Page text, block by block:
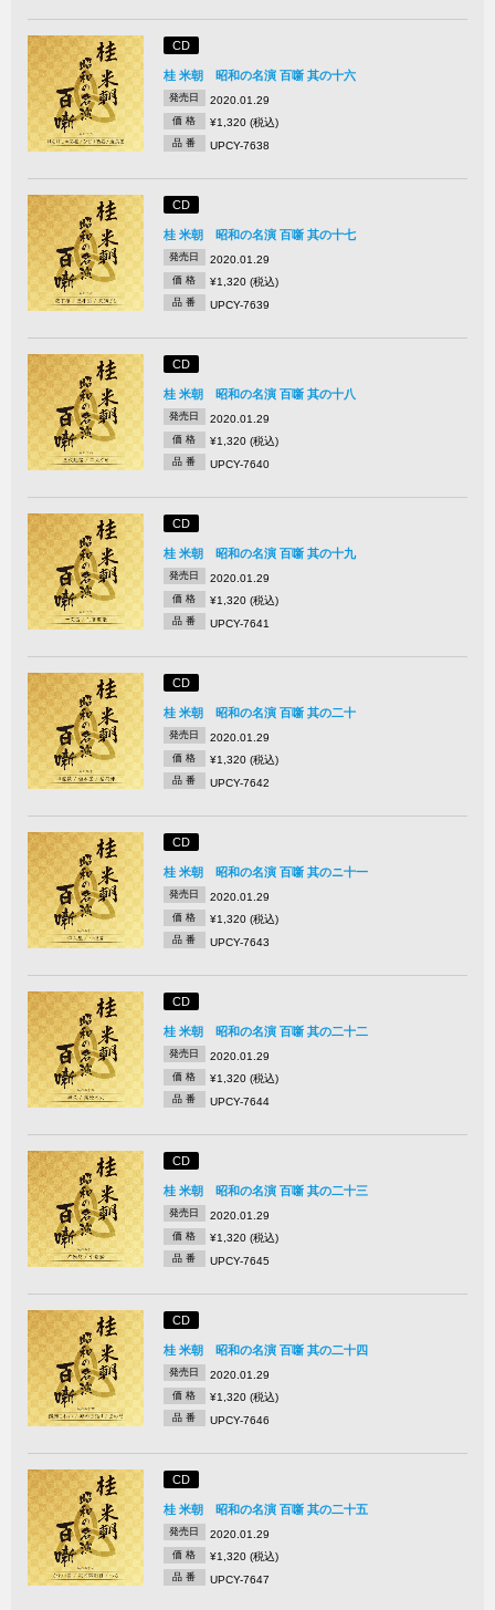
CD
桂 米朝 昭和の名演 百噺 其の十六
発売日 2020.01.29
価 格 ¥1,320 (税込)
品 番 UPCY-7638
CD
桂 米朝 昭和の名演 百噺 其の十七
発売日 2020.01.29
価 格 ¥1,320 (税込)
品 番 UPCY-7639
CD
桂 米朝 昭和の名演 百噺 其の十八
発売日 2020.01.29
価 格 ¥1,320 (税込)
品 番 UPCY-7640
CD
桂 米朝 昭和の名演 百噺 其の十九
発売日 2020.01.29
価 格 ¥1,320 (税込)
品 番 UPCY-7641
CD
桂 米朝 昭和の名演 百噺 其の二十
発売日 2020.01.29
価 格 ¥1,320 (税込)
品 番 UPCY-7642
CD
桂 米朝 昭和の名演 百噺 其のニ十一
発売日 2020.01.29
価 格 ¥1,320 (税込)
品 番 UPCY-7643
CD
桂 米朝 昭和の名演 百噺 其の二十二
発売日 2020.01.29
価 格 ¥1,320 (税込)
品 番 UPCY-7644
CD
桂 米朝 昭和の名演 百噺 其の二十三
発売日 2020.01.29
価 格 ¥1,320 (税込)
品 番 UPCY-7645
CD
桂 米朝 昭和の名演 百噺 其の二十四
発売日 2020.01.29
価 格 ¥1,320 (税込)
品 番 UPCY-7646
CD
桂 米朝 昭和の名演 百噺 其の二十五
発売日 2020.01.29
価 格 ¥1,320 (税込)
品 番 UPCY-7647